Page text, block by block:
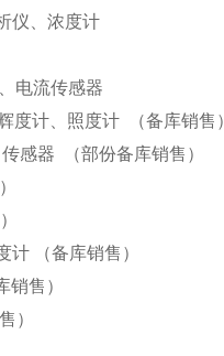
仪、浓度计
电流传感器
计、照度计 （备库销售）
感器 （部份备库销售）
（备库销售）
售）
）